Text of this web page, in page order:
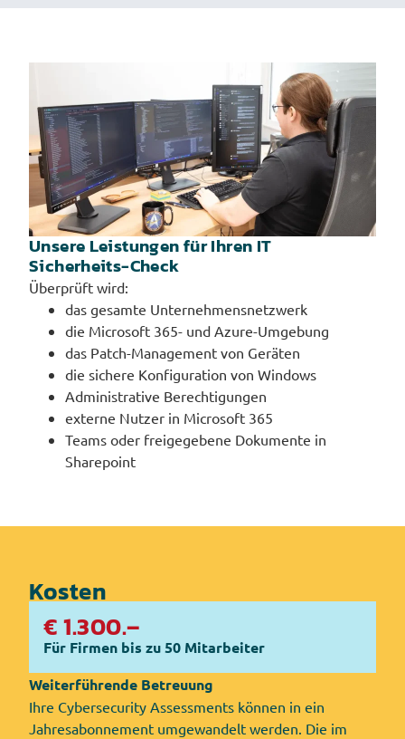
Unsere Leistungen für Ihren IT
Sicherheits-Check
Überprüft wird:
das gesamte Unternehmensnetzwerk
die Microsoft 365- und Azure-Umgebung
das Patch-Management von Geräten
die sichere Konfiguration von Windows
Administrative Berechtigungen
externe Nutzer in Microsoft 365
Teams oder freigegebene Dokumente in
Sharepoint
Kosten
€ 1.300.–
Für Firmen bis zu 50 Mitarbeiter
Weiterführende Betreuung
Ihre Cybersecurity Assessments können in ein
Jahresabonnement umgewandelt werden. Die im